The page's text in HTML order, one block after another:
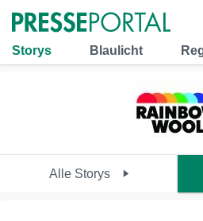
Storys Blaulicht
Alle Storys